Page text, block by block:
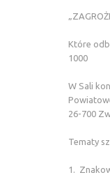
Które
1000
W Sali
26-700
Tematy
1.